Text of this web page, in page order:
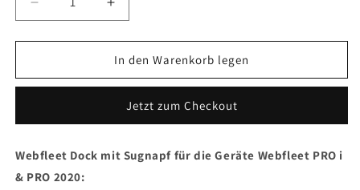
Verringere
die
Menge
Webfleet
Sugnapf
i
&amp;
Erhöhe
die
Menge
für
Webfleet
mit
Sugnapf
i
In den Warenkorb legen
Jetzt zum Checkout
Webfleet Dock mit Sugnapf für die Geräte Webfleet PRO i
& PRO 2020: